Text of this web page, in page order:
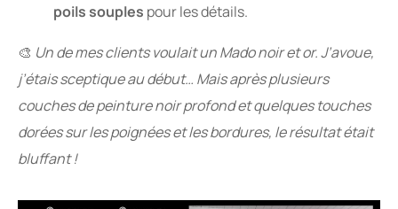
poils souples pour les détails.
🎨 Un de mes clients voulait un Mado noir et or. J’avoue,
j’étais sceptique au début… Mais après plusieurs
couches de peinture noir profond et quelques touches
dorées sur les poignées et les bordures, le résultat était
bluffant !